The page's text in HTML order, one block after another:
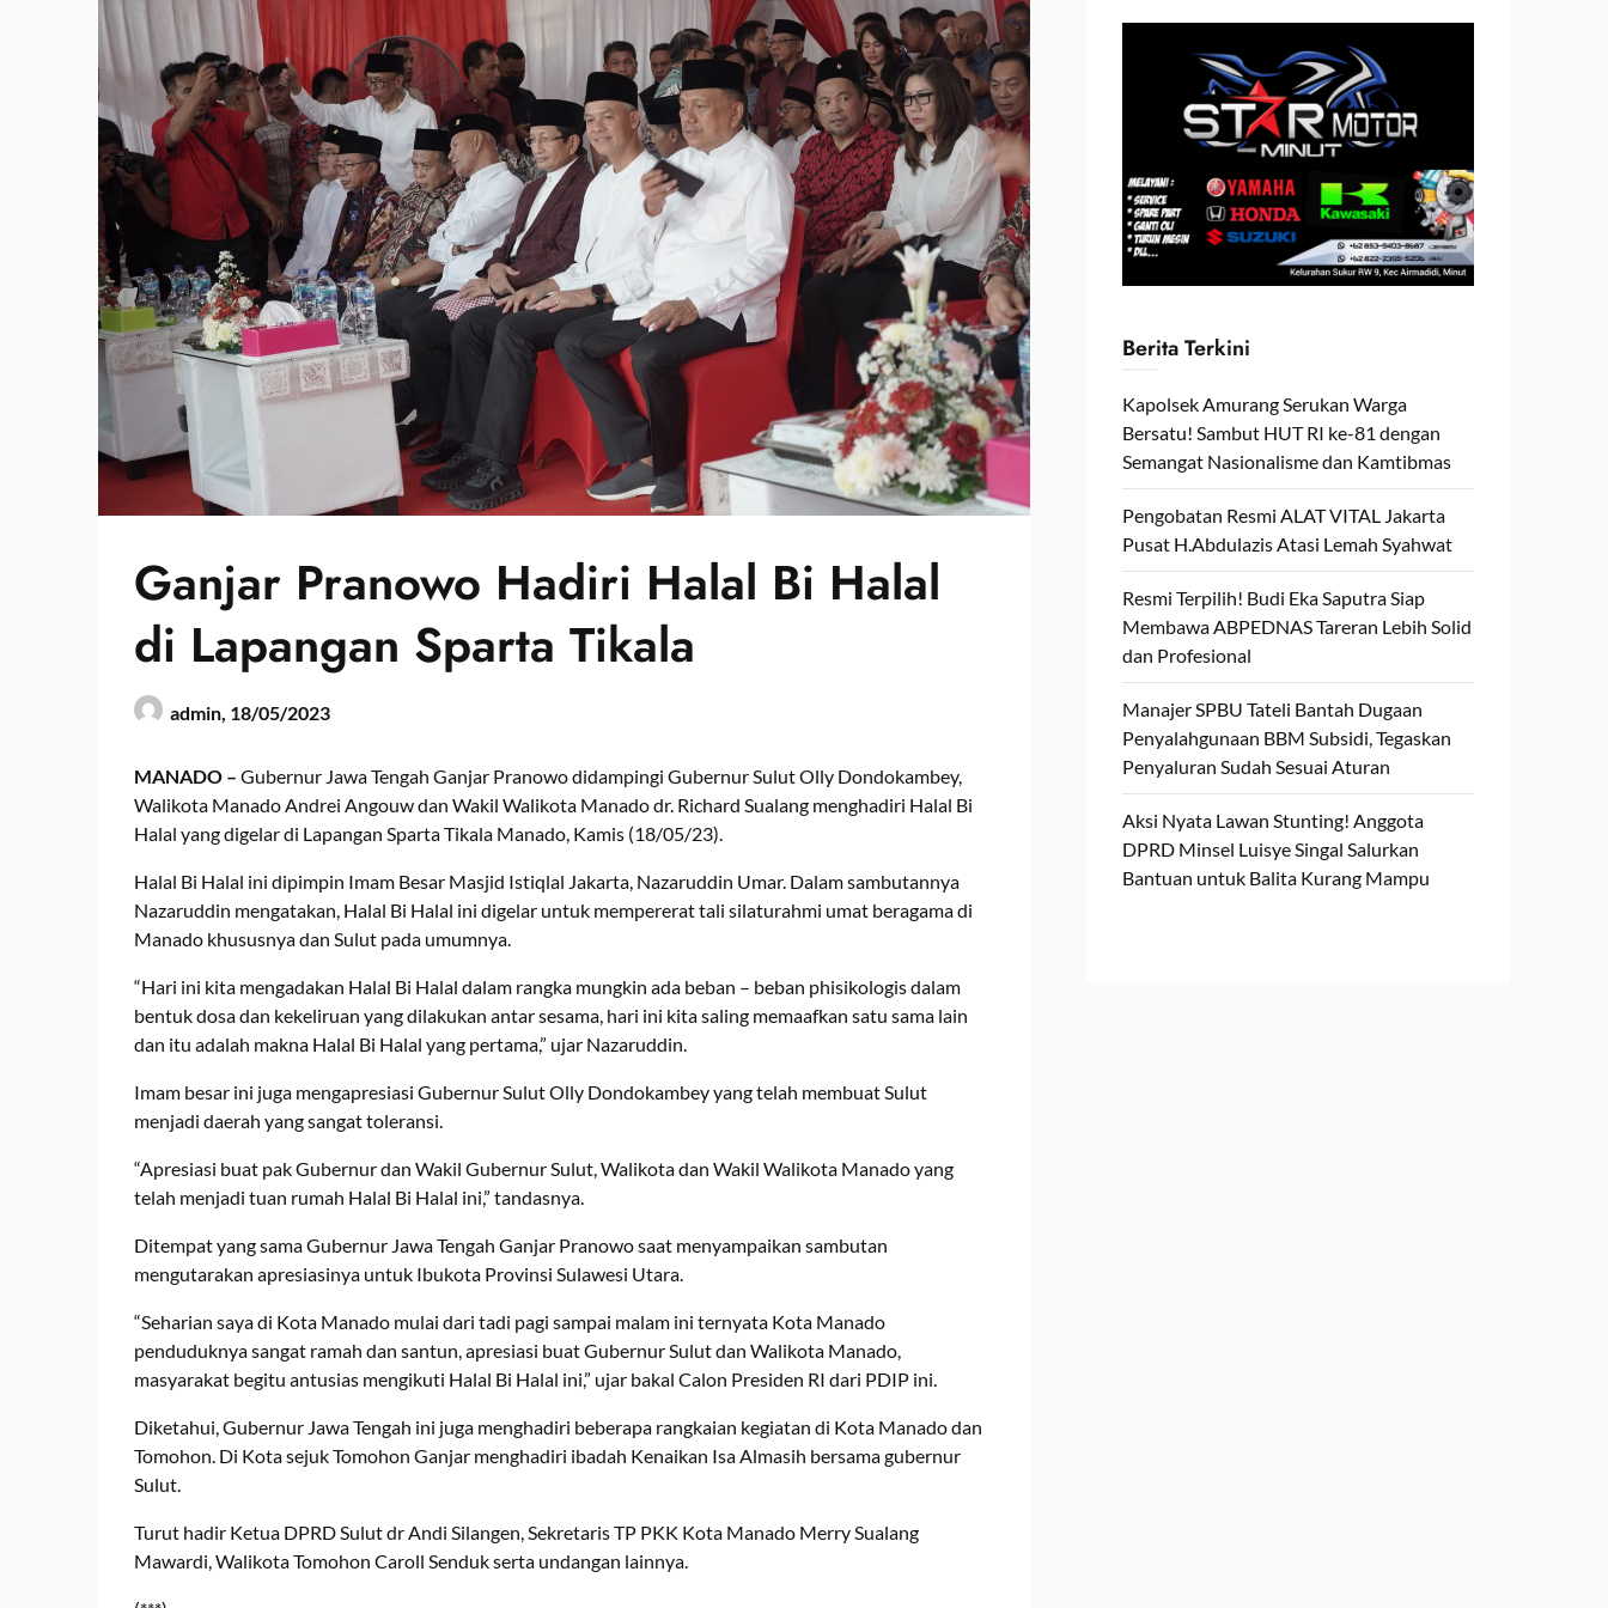
Ganjar Pranowo Hadiri Halal Bi Halal
di Lapangan Sparta Tikala
admin, 18/05/2023
MANADO – Gubernur Jawa Tengah Ganjar Pranowo didampingi Gubernur Sulut Olly Dondokambey,
Walikota Manado Andrei Angouw dan Wakil Walikota Manado dr. Richard Sualang menghadiri Halal Bi
Halal yang digelar di Lapangan Sparta Tikala Manado, Kamis (18/05/23).
Halal Bi Halal ini dipimpin Imam Besar Masjid Istiqlal Jakarta, Nazaruddin Umar. Dalam sambutannya
Nazaruddin mengatakan, Halal Bi Halal ini digelar untuk mempererat tali silaturahmi umat beragama di
Manado khususnya dan Sulut pada umumnya.
“Hari ini kita mengadakan Halal Bi Halal dalam rangka mungkin ada beban – beban phisikologis dalam
bentuk dosa dan kekeliruan yang dilakukan antar sesama, hari ini kita saling memaafkan satu sama lain
dan itu adalah makna Halal Bi Halal yang pertama,” ujar Nazaruddin.
Imam besar ini juga mengapresiasi Gubernur Sulut Olly Dondokambey yang telah membuat Sulut
menjadi daerah yang sangat toleransi.
“Apresiasi buat pak Gubernur dan Wakil Gubernur Sulut, Walikota dan Wakil Walikota Manado yang
telah menjadi tuan rumah Halal Bi Halal ini,” tandasnya.
Ditempat yang sama Gubernur Jawa Tengah Ganjar Pranowo saat menyampaikan sambutan
mengutarakan apresiasinya untuk Ibukota Provinsi Sulawesi Utara.
“Seharian saya di Kota Manado mulai dari tadi pagi sampai malam ini ternyata Kota Manado
penduduknya sangat ramah dan santun, apresiasi buat Gubernur Sulut dan Walikota Manado,
masyarakat begitu antusias mengikuti Halal Bi Halal ini,” ujar bakal Calon Presiden RI dari PDIP ini.
Diketahui, Gubernur Jawa Tengah ini juga menghadiri beberapa rangkaian kegiatan di Kota Manado dan
Tomohon. Di Kota sejuk Tomohon Ganjar menghadiri ibadah Kenaikan Isa Almasih bersama gubernur
Sulut.
Turut hadir Ketua DPRD Sulut dr Andi Silangen, Sekretaris TP PKK Kota Manado Merry Sualang
Mawardi, Walikota Tomohon Caroll Senduk serta undangan lainnya.
Berita Terkini
Kapolsek Amurang Serukan Warga
Bersatu! Sambut HUT RI ke-81 dengan
Semangat Nasionalisme dan Kamtibmas
Pengobatan Resmi ALAT VITAL Jakarta
Pusat H.Abdulazis Atasi Lemah Syahwat
Resmi Terpilih! Budi Eka Saputra Siap
Membawa ABPEDNAS Tareran Lebih Solid
dan Profesional
Manajer SPBU Tateli Bantah Dugaan
Penyalahgunaan BBM Subsidi, Tegaskan
Penyaluran Sudah Sesuai Aturan
Aksi Nyata Lawan Stunting! Anggota
DPRD Minsel Luisye Singal Salurkan
Bantuan untuk Balita Kurang Mampu